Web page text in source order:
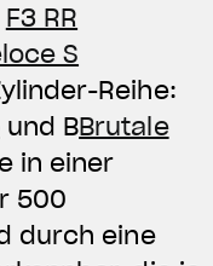
F3 RR
S
Reihe:
und BBrutale
in einer
500
durch eine